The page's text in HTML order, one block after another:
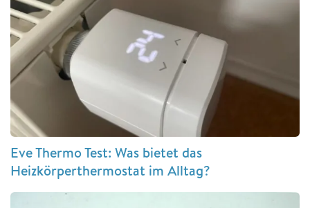
Eve Thermo Test: Was bietet das
Heizkörperthermostat im Alltag?